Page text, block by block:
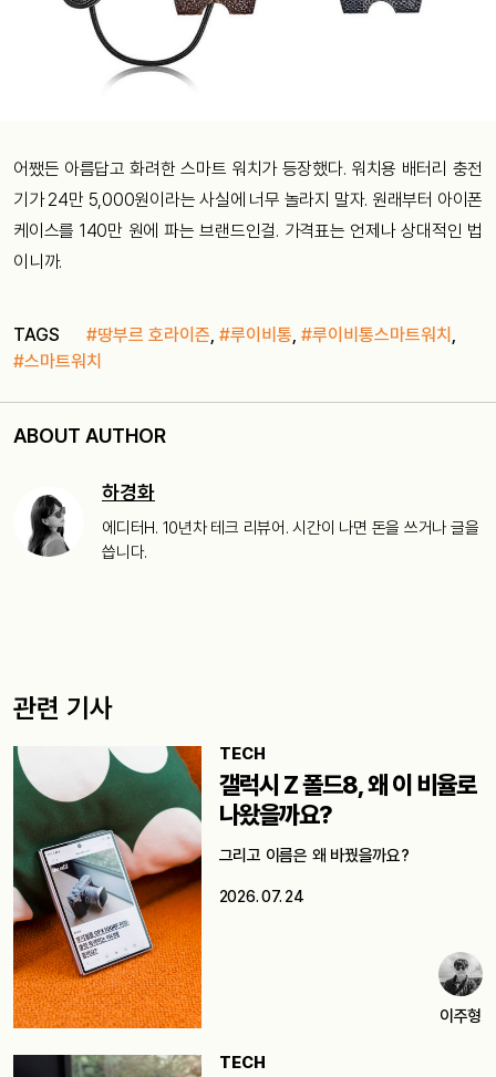
어쨌든 아름답고 화려한 스마트 워치가 등장했다. 워치용 배터리 충전
기가 24만 5,000원이라는 사실에 너무 놀라지 말자. 원래부터 아이폰
케이스를 140만 원에 파는 브랜드인걸. 가격표는 언제나 상대적인 법
이니까.
TAGS #땅부르 호라이즌, #루이비통, #루이비통스마트워치 ,
#스마트워치
ABOUT AUTHOR
하경화
에디터H. 10년차 테크 리뷰어. 시간이 나면 돈을 쓰거나 글을
씁니다.
관련 기사
TECH
갤럭시 Z 폴드8, 왜 이 비율로
나왔을까요?
그리고 이름은 왜 바꿨을까요?
2026. 07. 24
이주형
TECH